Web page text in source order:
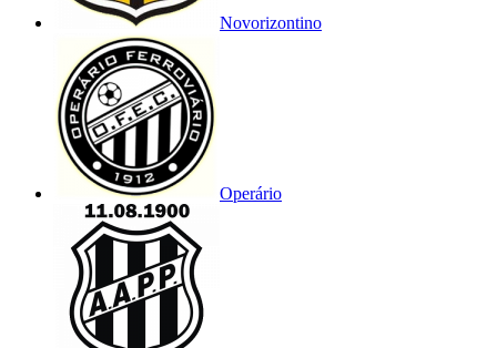
Novorizontino
Operário